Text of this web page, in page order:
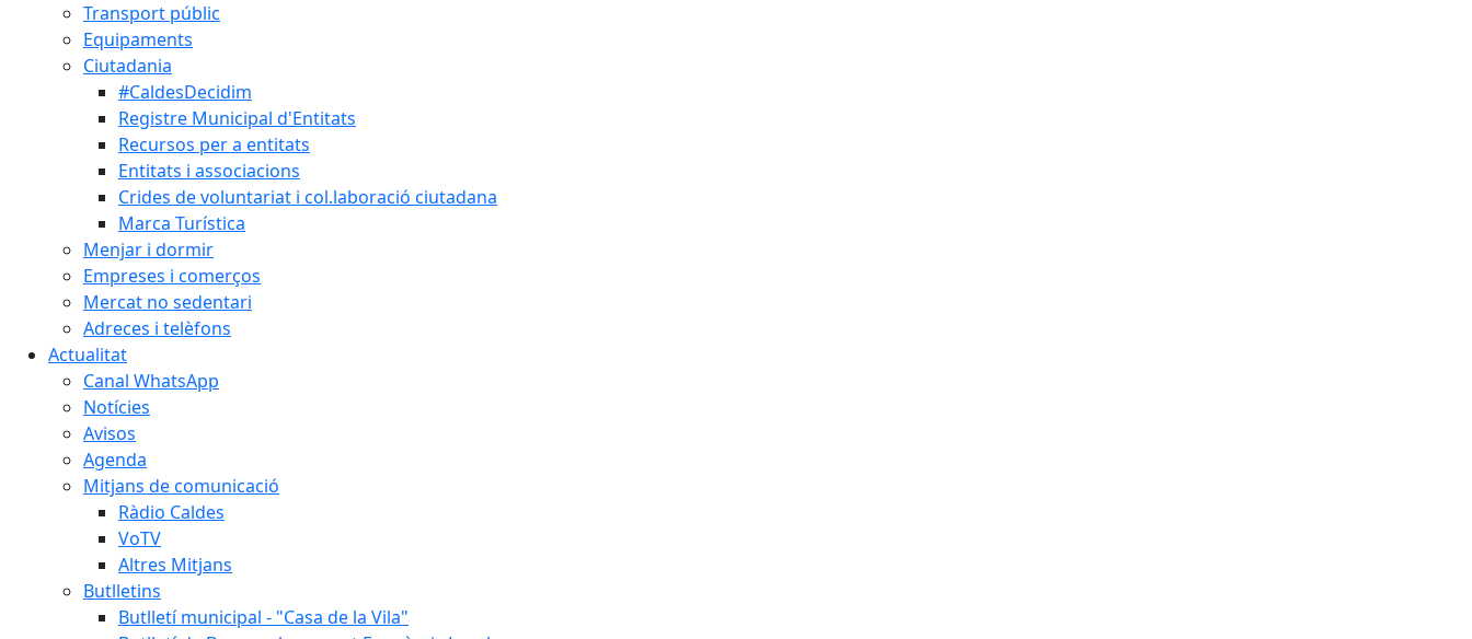
Transport públic
Equipaments
Ciutadania
#CaldesDecidim
Registre Municipal d'Entitats
Recursos per a entitats
Entitats i associacions
Crides de voluntariat i col.laboració ciutadana
Marca Turística
Menjar i dormir
Empreses i comerços
Mercat no sedentari
Adreces i telèfons
Actualitat
Canal WhatsApp
Notícies
Avisos
Agenda
Mitjans de comunicació
Ràdio Caldes
VoTV
Altres Mitjans
Butlletins
Butlletí municipal - "Casa de la Vila"